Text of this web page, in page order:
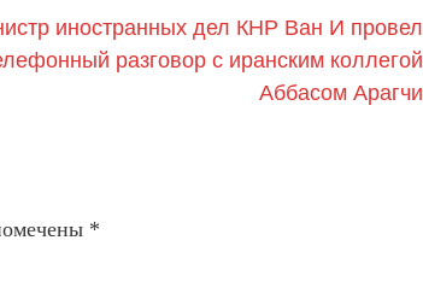
иностранных дел КНР Ван И провел
разговор с иранским коллегой
Аббасом Арагчи
*